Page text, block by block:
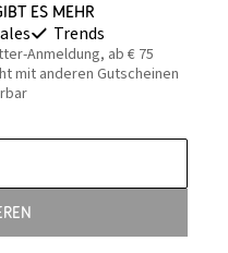
es mehr
Trends
Anmeldung, ab € 75
mit anderen Gutscheinen